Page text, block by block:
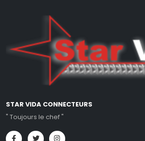
STAR VIDA CONNECTEURS
" Toujours le chef "